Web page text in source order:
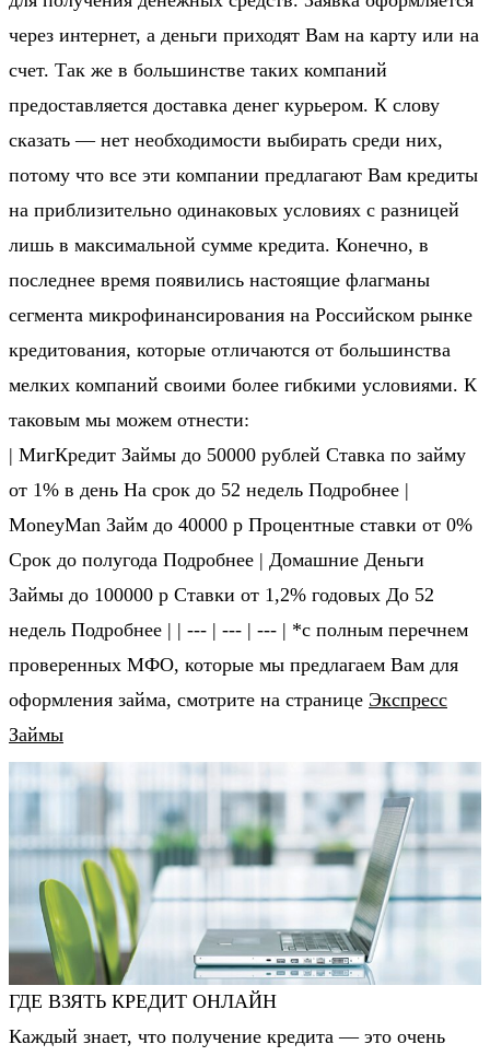
через интернет, а деньги приходят Вам на карту или на
счет. Так же в большинстве таких компаний
предоставляется доставка денег курьером. К слову
сказать — нет необходимости выбирать среди них,
потому что все эти компании предлагают Вам кредиты
на приблизительно одинаковых условиях с разницей
лишь в максимальной сумме кредита. Конечно, в
последнее время появились настоящие флагманы
сегмента микрофинансирования на Российском рынке
кредитования, которые отличаются от большинства
мелких компаний своими более гибкими условиями. К
таковым мы можем отнести:
| МигКредит Займы до 50000 рублей Ставка по займу
от 1% в день На срок до 52 недель Подробнее |
MoneyMan Займ до 40000 р Процентные ставки от 0%
Срок до полугода Подробнее | Домашние Деньги
Займы до 100000 р Ставки от 1,2% годовых До 52
недель Подробнее | | --- | --- | --- | *с полным перечнем
проверенных МФО, которые мы предлагаем Вам для
оформления займа, смотрите на странице Экспресс
Займы
ГДЕ ВЗЯТЬ КРЕДИТ ОНЛАЙН
Каждый знает, что получение кредита — это очень